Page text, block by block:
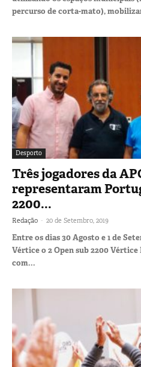
percurso de corta-mato),
Desporto
Três jogadores da
representaram
2200...
Redação - 20 de Setembro, 2019
Entre os dias 30 Agosto e 1 de
Vértice o 2 Open sub 2200
com...